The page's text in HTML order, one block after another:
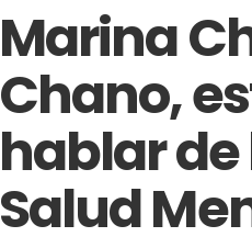
Marina
Chano,
hablar de
Salud